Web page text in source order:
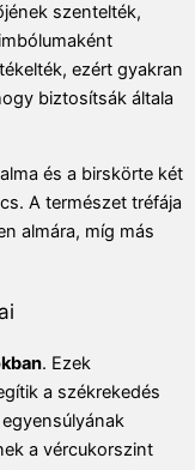
szentelték,
ezért gyakran
biztosítsák általa
és a birskörte két
A természet tréfája
almára, míg más
. Ezek
a székrekedés
a vércukorszint